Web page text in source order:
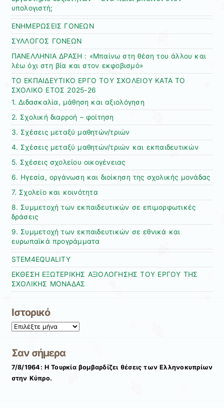
υπολογιστή;
ΕΝΗΜΕΡΩΣΕΙΣ ΓΟΝΕΩΝ
ΣΥΛΛΟΓΟΣ ΓΟΝΕΩΝ
ΠΑΝΕΛΛΗΝΙΑ ΔΡΑΣΗ : «Μπαίνω στη θέση του άλλου και
λέω όχι στη βία και στον εκφοβισμό»
ΤΟ ΕΚΠΑΙΔΕΥΤΙΚΟ ΕΡΓΟ ΤΟΥ ΣΧΟΛΕΙΟΥ ΚΑΤΑ ΤΟ
ΣΧΟΛΙΚΟ ΕΤΟΣ 2025-26
1. Διδασκαλία, μάθηση και αξιολόγηση
2. Σχολική διαρροή – φοίτηση
3. Σχέσεις μεταξύ μαθητών/τριών
4. Σχέσεις μεταξύ μαθητών/τριών και εκπαιδευτικών
5. Σχέσεις σχολείου οικογένειας
6. Ηγεσία, οργάνωση και διοίκηση της σχολικής μονάδας
7. Σχολείο και κοινότητα
8. Συμμετοχή των εκπαιδευτικών σε επιμορφωτικές
δράσεις
9. Συμμετοχή των εκπαιδευτικών σε εθνικά και
ευρωπαϊκά προγράμματα
STEM4EQUALITY
ΕΚΘΕΣΗ ΕΞΩΤΕΡΙΚΗΣ ΑΞΙΟΛΟΓΗΣΗΣ ΤΟΥ ΕΡΓΟΥ ΤΗΣ
ΣΧΟΛΙΚΗΣ ΜΟΝΑΔΑΣ
Ιστορικό
Ιστορικό
Σαν σήμερα
7/8/1964: Η Τουρκία βομβαρδίζει θέσεις των Ελληνοκυπρίων
στην Κύπρο.